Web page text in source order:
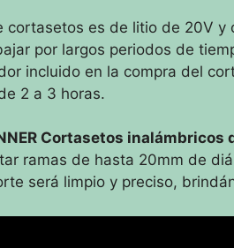
cortasetos es de litio de 20V
por largos periodos de
incluido en la compra del
2 a 3 horas.
Cortasetos inalámbricos
ramas de hasta 20mm de
será limpio y preciso,